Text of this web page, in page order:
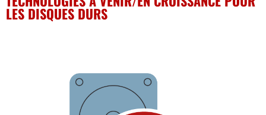
LES DISQUES DURS